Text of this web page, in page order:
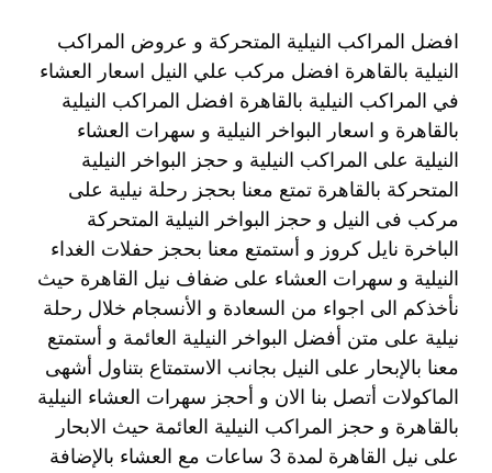
افضل المراكب النيلية المتحركة و عروض المراكب
النيلية بالقاهرة افضل مركب علي النيل اسعار العشاء
في المراكب النيلية بالقاهرة افضل المراكب النيلية
بالقاهرة و اسعار البواخر النيلية و سهرات العشاء
النيلية على المراكب النيلية و حجز البواخر النيلية
المتحركة بالقاهرة تمتع معنا بحجز رحلة نيلية على
مركب فى النيل و حجز البواخر النيلية المتحركة
الباخرة نايل كروز و أستمتع معنا بحجز حفلات الغداء
النيلية و سهرات العشاء على ضفاف نيل القاهرة حيث
نأخذكم الى اجواء من السعادة و الأنسجام خلال رحلة
نيلية على متن أفضل البواخر النيلية العائمة و أستمتع
معنا بالإبحار على النيل بجانب الاستمتاع بتناول أشهى
الماكولات أتصل بنا الان و أحجز سهرات العشاء النيلية
بالقاهرة و حجز المراكب النيلية العائمة حيث الابحار
على نيل القاهرة لمدة 3 ساعات مع العشاء بالإضافة